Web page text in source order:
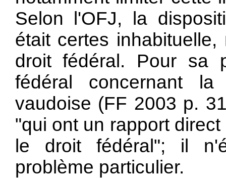
Selon l'OFJ, la
était certes
droit fédéral. Pour sa
fédéral concernant
vaudoise (FF 2003 p.
"qui ont un rapport
le droit fédéral"; il
problème particulier.